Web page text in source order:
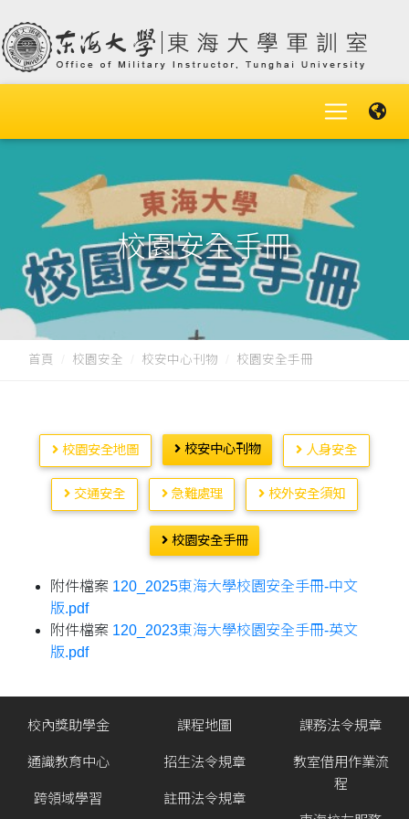
校園安全手冊
首頁 校園安全 校安中心刊物 校園安全手冊
校園安全地圖 校安中心刊物 人身安全
交通安全 急難處理 校外安全須知
校園安全手冊
附件檔案 120_2025東海大學校園安全手冊-中文
版.pdf
附件檔案 120_2023東海大學校園安全手冊-英文
版.pdf
校內獎助學金
通識教育中心
跨領域學習
課程地圖
招生法令規章
註冊法令規章
課務法令規章
教室借用作業流
程